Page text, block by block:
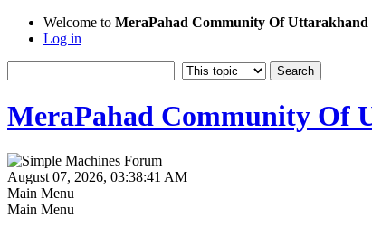
Welcome to MeraPahad Community Of Uttarakhand
Log in
MeraPahad Community Of
August 07, 2026, 03:38:41 AM
Main Menu
Main Menu